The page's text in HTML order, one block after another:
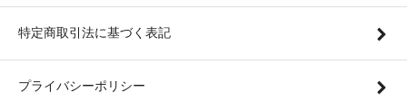
特定商取引法に基づく表記
プライバシーポリシー